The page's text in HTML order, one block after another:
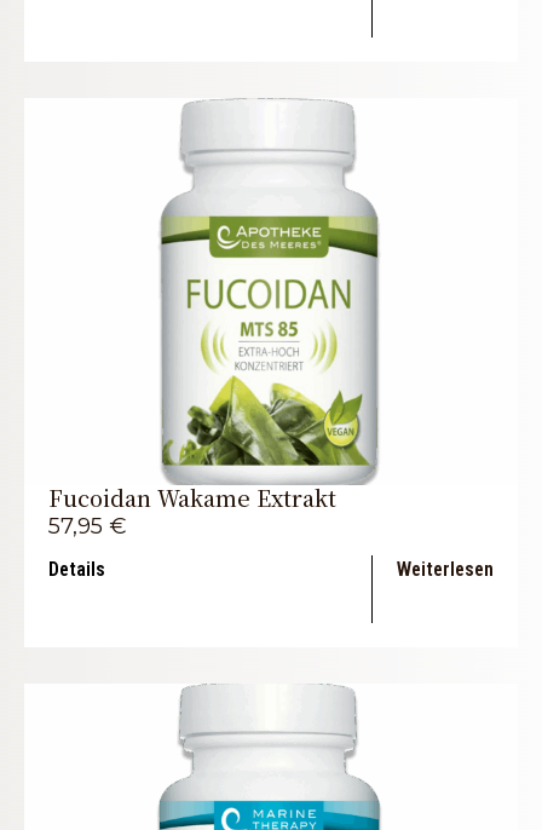
Fucoidan Wakame Extrakt
57,95 €
Details Weiterlesen